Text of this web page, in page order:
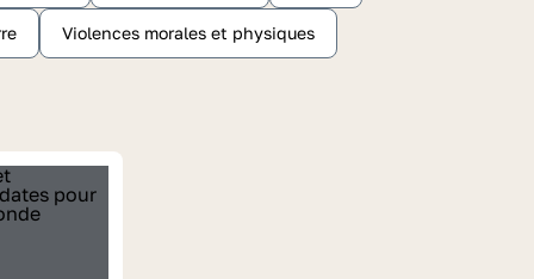
Violences morales et physiques